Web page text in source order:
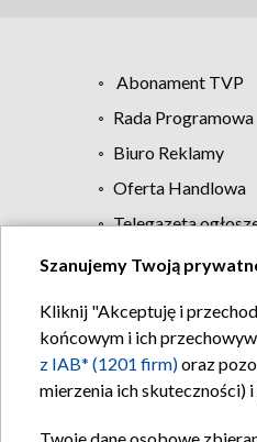
Abonament TVP
Rada Programowa
Biuro Reklamy
Oferta Handlowa
Telegazeta
Szanujemy Twoją
Kliknij "Akceptuję i
końcowym i ich
z IAB* (1201 firm)oraz
mierzenia ich skuteczności)